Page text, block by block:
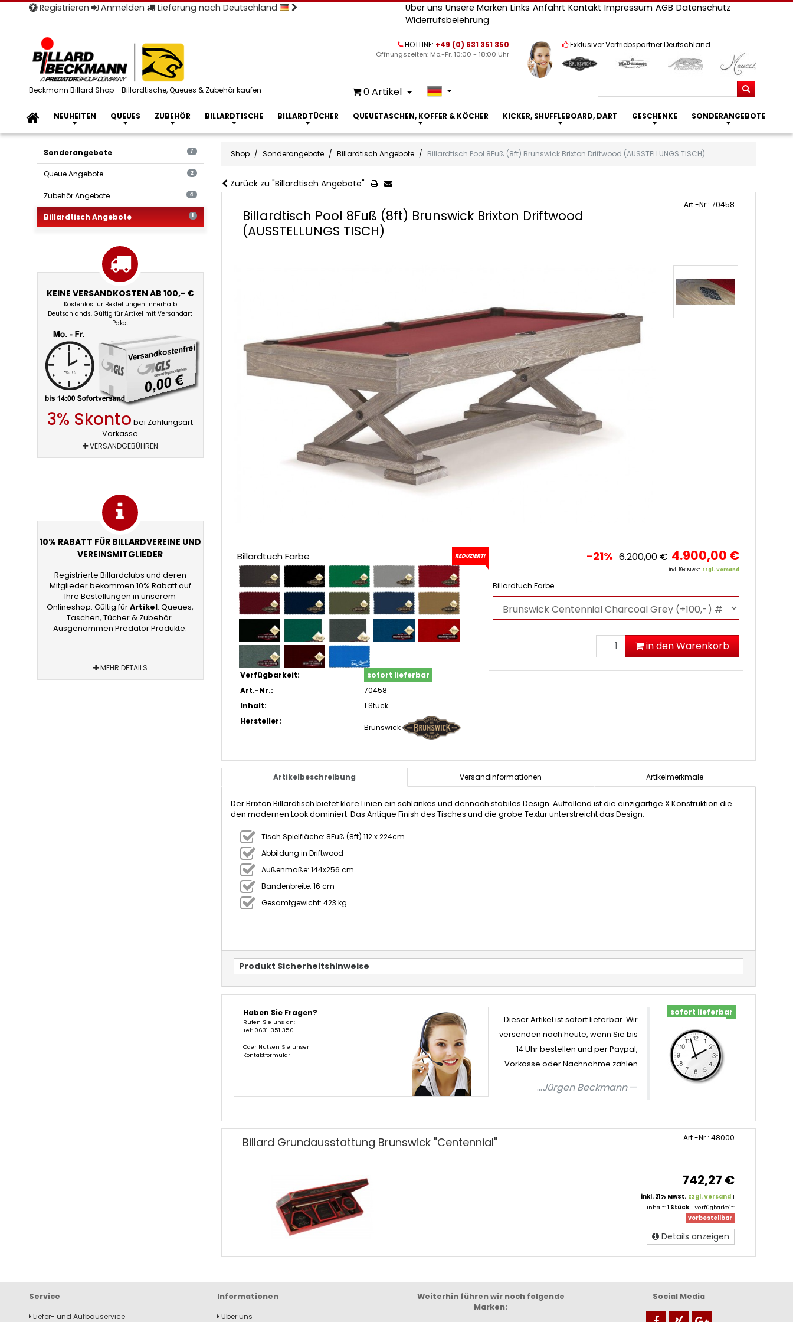
Registrieren Anmelden Lieferung nach Deutschland Über uns Unsere Marken Links Anfahrt Kontakt Impressum AGB Datenschutz
Widerrufsbelehrung
Beckmann Billard Shop - Billardtische, Queues & Zubehör kaufen
Exklusiver Vertriebspartner Deutschland
HOTLINE: +49 (0) 631 351 350
Öffnungszeiten: Mo.-Fr. 10:00 - 18:00 Uhr
0Artikel Suchen
NEUHEITEN QUEUES ZUBEHÖR BILLARDTISCHE BILLARDTÜCHER QUEUETASCHEN, KOFFER & KÖCHER KICKER, SHUFFLEBOARD, DART GESCHENKE SONDERANGEBOTE
Shop Sonderangebote Billardtisch Angebote Billardtisch Pool 8Fuß (8ft) Brunswick Brixton Driftwood (AUSSTELLUNGS TISCH)
Zurück zu "Billardtisch Angebote"
Billardtisch Pool 8Fuß (8ft) Brunswick Brixton Driftwood
(AUSSTELLUNGS TISCH)
Art.-Nr.: 70458
Billardtuch Farbe
Verfügbarkeit:
sofort lieferbar
Art.-Nr.:
70458
Inhalt:
1 Stück
Hersteller:
Brunswick
REDUZIERT! -21% 6.200,00 € 4.900,00 €
inkl. 19% MwSt. zzgl. Versand
Billardtuch Farbe
in den Warenkorb
Artikelbeschreibung Versandinformationen Artikelmerkmale
Der Brixton Billardtisch bietet klare Linien ein schlankes und dennoch stabiles Design. Auffallend ist die einzigartige X Konstruktion die
den modernen Look dominiert. Das Antique Finish des Tisches und die grobe Textur unterstreicht das Design.
Tisch Spielfläche: 8Fuß (8ft) 112 x 224cm
Abbildung in Driftwood
Außenmaße: 144x256 cm
Bandenbreite: 16 cm
Gesamtgewicht: 423 kg
Produkt Sicherheitshinweise
Haben Sie Fragen?
Rufen Sie uns an:
Tel: 0631-351 350
Oder Nutzen Sie unser
Kontaktformular
Dieser Artikel ist sofort lieferbar. Wir
versenden noch heute, wenn Sie bis
14 Uhr bestellen und per Paypal,
Vorkasse oder Nachnahme zahlen
...Jürgen Beckmann
sofort lieferbar
Billard Grundausstattung Brunswick "Centennial" Art.-Nr.: 48000
742,27 €
inkl. 21% MwSt. zzgl. Versand |
Inhalt:1 Stück | Verfügbarkeit:
vorbestellbar
Details anzeigen
Sonderangebote 7
Queue Angebote 2
Zubehör Angebote 4
Billardtisch Angebote 1
KEINE VERSANDKOSTEN AB 100,- €
Kostenlos für Bestellungen innerhalb
Deutschlands. Gültig für Artikel mit Versandart
Paket
3% Skonto bei Zahlungsart
Vorkasse
VERSANDGEBÜHREN
10% RABATT FÜR BILLARDVEREINE UND
VEREINSMITGLIEDER
Registrierte Billardclubs und deren
Mitglieder bekommen 10% Rabatt auf
Ihre Bestellungen in unserem
Onlineshop. Gültig fürArtikel: Queues,
Taschen, Tücher & Zubehör.
Ausgenommen Predator Produkte.
MEHR DETAILS
Service
Liefer- und Aufbauservice
Informationen
Über uns
Weiterhin führen wir noch folgende
Marken:
Social Media